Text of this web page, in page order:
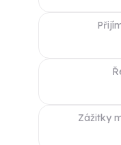
Zážitky